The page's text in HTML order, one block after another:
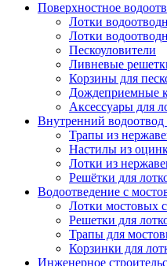
Поверхностное
Лотки
Лотки
Пескоуловители
Ливневые
Корзины для
Дождеприемные
Аксессуары для
Внутренний водоотвод
Трапы из
Настилы из
Лотки из
Решётки для
Водоотведение с
Лотки мостовых
Решетки для
Трапы для
Корзинки для
Инженерное